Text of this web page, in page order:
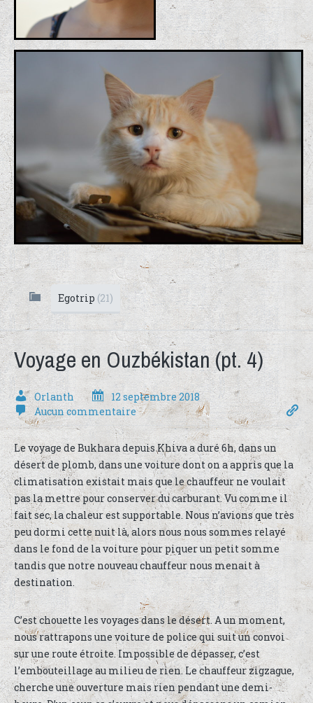
Egotrip (21)
Voyage en Ouzbékistan (pt. 4)
Orlanth
12 septembre 2018
Aucun commentaire
Le voyage de Bukhara depuis Khiva a duré 6h, dans un
désert de plomb, dans une voiture dont on a appris que la
climatisation existait mais que le chauffeur ne voulait
pas la mettre pour conserver du carburant. Vu comme il
fait sec, la chaleur est supportable. Nous n’avions que très
peu dormi cette nuit là, alors nous nous sommes relayé
dans le fond de la voiture pour piquer un petit somme
tandis que notre nouveau chauffeur nous menait à
destination.
C’est chouette les voyages dans le désert. A un moment,
nous rattrapons une voiture de police qui suit un convoi
sur une route étroite. Impossible de dépasser, c’est
l’embouteillage au milieu de rien. Le chauffeur zigzague,
cherche une ouverture mais rien pendant une demi-